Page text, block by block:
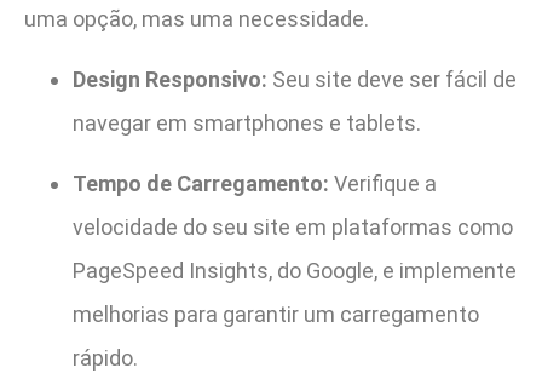
uma opção, mas uma necessidade.
Design Responsivo: Seu site deve ser fácil de
navegar em smartphones e tablets.
Tempo de Carregamento: Verifique a
velocidade do seu site em plataformas como
PageSpeed Insights, do Google, e implemente
melhorias para garantir um carregamento
rápido.